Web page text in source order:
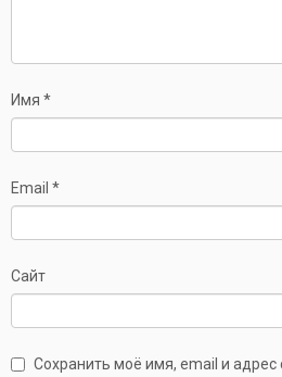
Имя *
Email *
Сайт
Сохранить моё имя, email и адрес